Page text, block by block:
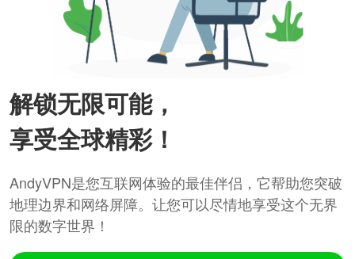
解锁无限可能，
享受全球精彩！
AndyVPN是您互联网体验的最佳伴侣，它帮助您突破
地理边界和网络屏障。让您可以尽情地享受这个无界
限的数字世界！